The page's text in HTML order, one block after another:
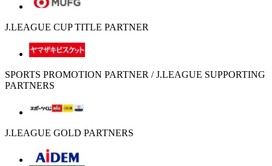
J.LEAGUE CUP TITLE PARTNER
SPORTS PROMOTION PARTNER / J.LEAGUE SUPPORTING
PARTNERS
J.LEAGUE GOLD PARTNERS